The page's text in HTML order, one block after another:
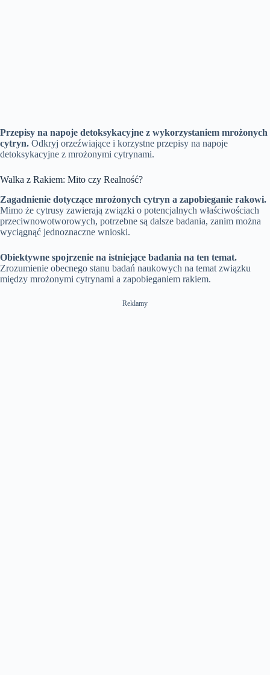
Przepisy na napoje detoksykacyjne z wykorzystaniem mrożonych
cytryn. Odkryj orzeźwiające i korzystne przepisy na napoje
detoksykacyjne z mrożonymi cytrynami.
Walka z Rakiem: Mito czy Realność?
Zagadnienie dotyczące mrożonych cytryn a zapobieganie rakowi.
Mimo że cytrusy zawierają związki o potencjalnych właściwościach
przeciwnowotworowych, potrzebne są dalsze badania, zanim można
wyciągnąć jednoznaczne wnioski.
Obiektywne spojrzenie na istniejące badania na ten temat.
Zrozumienie obecnego stanu badań naukowych na temat związku
między mrożonymi cytrynami a zapobieganiem rakiem.
Reklamy